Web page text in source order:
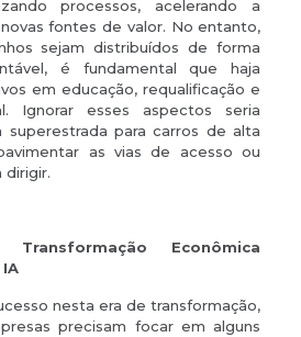
processos, acelerando a
fontes de valor. No entanto,
sejam distribuídos de forma
é fundamental que haja
em educação, requalificação e
Ignorar esses aspectos seria
superestrada para carros de alta
as vias de acesso ou
dirigir.
Econômica
nesta era de transformação,
precisam focar em alguns